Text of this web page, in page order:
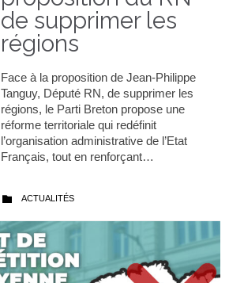
de supprimer les
régions
Face à la proposition de Jean-Philippe
Tanguy, Député RN, de supprimer les
régions, le Parti Breton propose une
réforme territoriale qui redéfinit
l’organisation administrative de l’Etat
Français, tout en renforçant…
 CATEGORY
ACTUALITÉS